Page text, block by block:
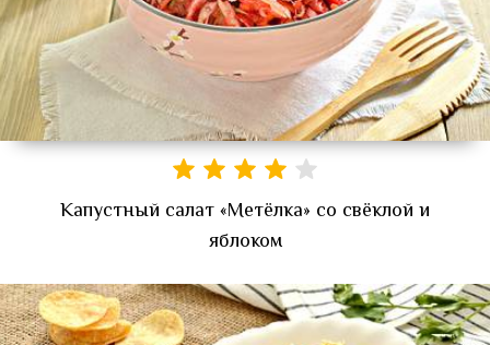
Капустный салат «Метёлка» со свёклой и
яблоком